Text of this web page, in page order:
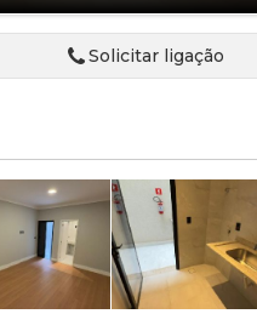
Solicitar ligação